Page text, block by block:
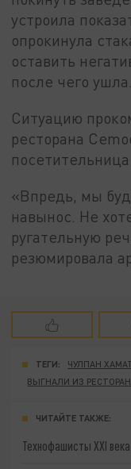
устроила
опрокинула
оставить
после чего ушла.
Ситуацию
ресторана
«Впредь, мы
навынос. Не
ругательную
резюмировала
ТЕГИ: ЧУЛПАН
ВЫГНАЛИ ИЗ
ЧИТАЙТЕ ТАКЖЕ:
Технофашисты XXI века